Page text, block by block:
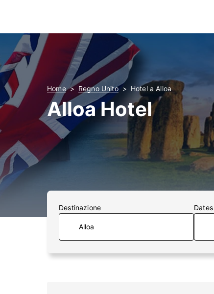
Home Regno Unito Hotel a Alloa
Alloa Hotel
Destinazione Dates